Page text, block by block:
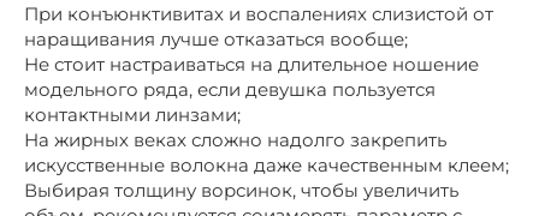
При конъюнктивитах и воспалениях слизистой от
наращивания лучше отказаться вообще;
Не стоит настраиваться на длительное ношение
модельного ряда, если девушка пользуется
контактными линзами;
На жирных веках сложно надолго закрепить
искусственные волокна даже качественным клеем;
Выбирая толщину ворсинок, чтобы увеличить